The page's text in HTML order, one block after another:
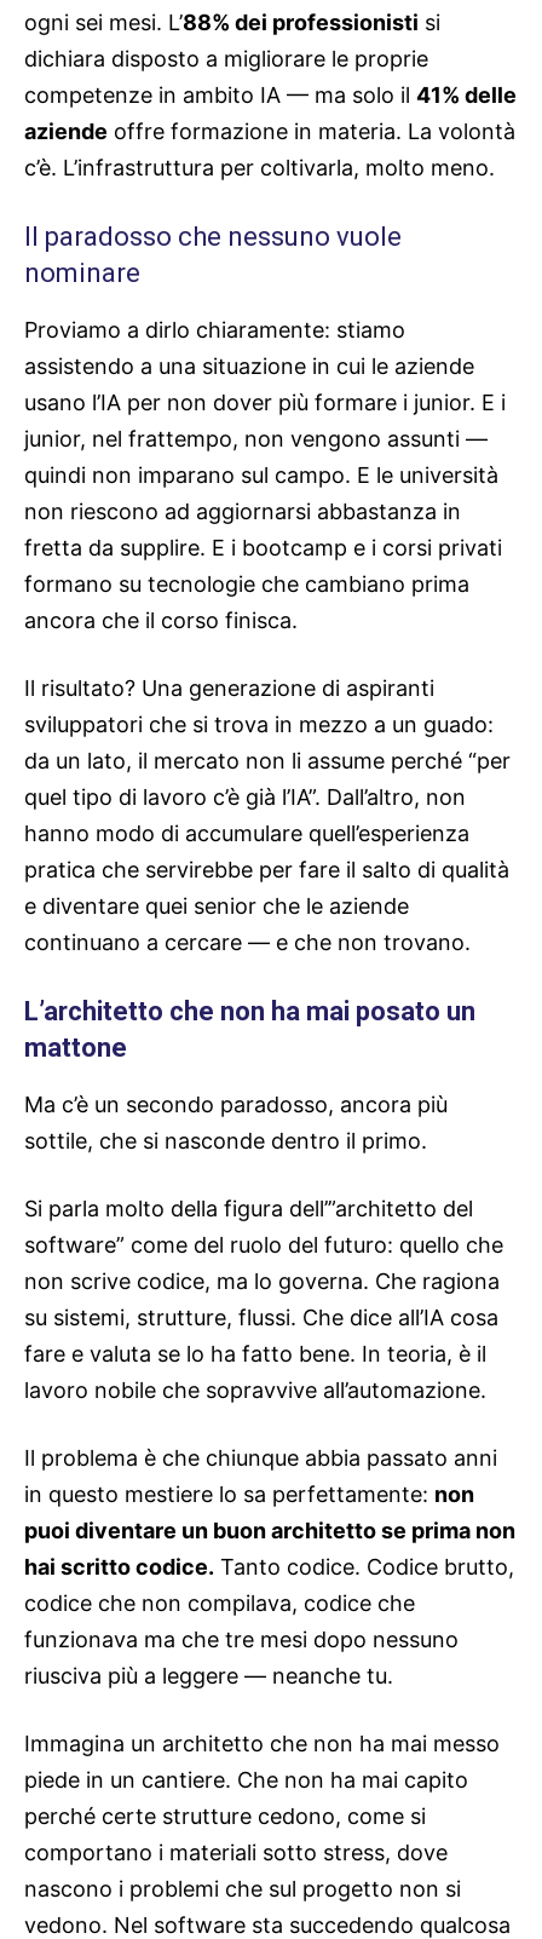
ogni sei mesi. L’88% dei professionisti si
dichiara disposto a migliorare le proprie
competenze in ambito IA — ma solo il 41% delle
aziende offre formazione in materia. La volontà
c’è. L’infrastruttura per coltivarla, molto meno.
Il paradosso che nessuno vuole
nominare
Proviamo a dirlo chiaramente: stiamo
assistendo a una situazione in cui le aziende
usano l’IA per non dover più formare i junior. E i
junior, nel frattempo, non vengono assunti —
quindi non imparano sul campo. E le università
non riescono ad aggiornarsi abbastanza in
fretta da supplire. E i bootcamp e i corsi privati
formano su tecnologie che cambiano prima
ancora che il corso finisca.
Il risultato? Una generazione di aspiranti
sviluppatori che si trova in mezzo a un guado:
da un lato, il mercato non li assume perché “per
quel tipo di lavoro c’è già l’IA”. Dall’altro, non
hanno modo di accumulare quell’esperienza
pratica che servirebbe per fare il salto di qualità
e diventare quei senior che le aziende
continuano a cercare — e che non trovano.
L’architetto che non ha mai posato un
mattone
Ma c’è un secondo paradosso, ancora più
sottile, che si nasconde dentro il primo.
Si parla molto della figura dell’”architetto del
software” come del ruolo del futuro: quello che
non scrive codice, ma lo governa. Che ragiona
su sistemi, strutture, flussi. Che dice all’IA cosa
fare e valuta se lo ha fatto bene. In teoria, è il
lavoro nobile che sopravvive all’automazione.
Il problema è che chiunque abbia passato anni
in questo mestiere lo sa perfettamente: non
puoi diventare un buon architetto se prima non
hai scritto codice. Tanto codice. Codice brutto,
codice che non compilava, codice che
funzionava ma che tre mesi dopo nessuno
riusciva più a leggere — neanche tu.
Immagina un architetto che non ha mai messo
piede in un cantiere. Che non ha mai capito
perché certe strutture cedono, come si
comportano i materiali sotto stress, dove
nascono i problemi che sul progetto non si
vedono. Nel software sta succedendo qualcosa